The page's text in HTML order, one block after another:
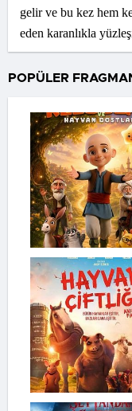
gelir ve bu kez hem
eden karanlıkla
POPÜLER